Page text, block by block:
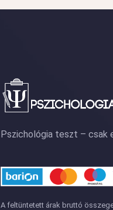
Pszichológia teszt – csak
A feltüntetett árak bruttó